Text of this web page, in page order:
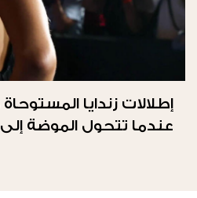
عندما تتحول الموضة